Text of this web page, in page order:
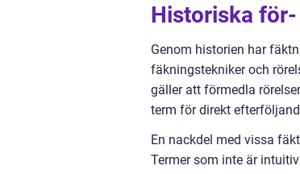
Historiska
Genom historien har
fäkningstekniker och
gäller att förmedla
term för direkt
En nackdel med vissa
Termer som inte är